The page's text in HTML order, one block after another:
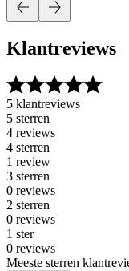
Klantreviews
5 klantreviews
5 sterren
4 reviews
4 sterren
1 review
3 sterren
0 reviews
2 sterren
0 reviews
1 ster
0 reviews
Meeste sterren